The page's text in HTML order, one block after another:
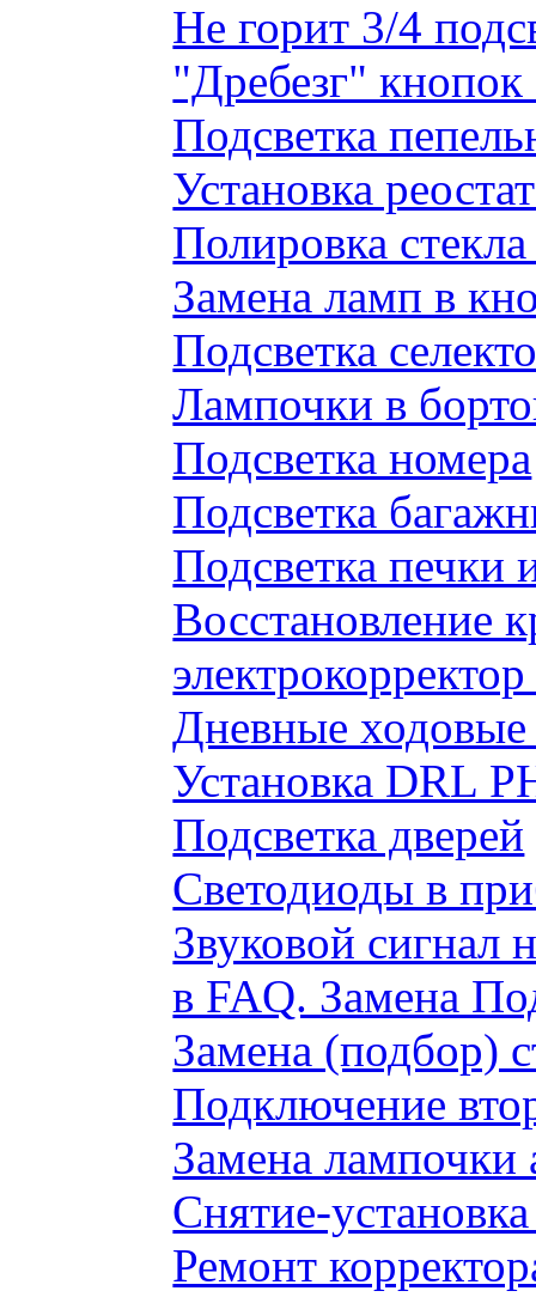
Не горит 3/4
"Дребезг"
Подсветка
Установка
Полировка
Замена ламп в
Подсветка
Лампочки в
Подсветка номера
Подсветка
Подсветка печки
Восстановление
Дневные ходовые
Установка DRL
Подсветка дверей
Светодиоды в
Звуковой сигнал
в FAQ. Замена
Замена (подбор)
Подключение
Замена лампочки
Снятие-
Ремонт